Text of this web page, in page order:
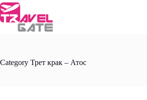
Skip
to
content
Category Трет крак – Атос